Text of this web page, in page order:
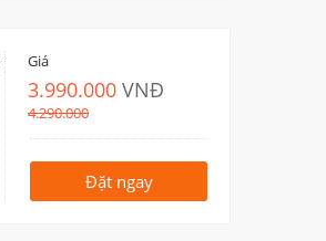
Giá
3.990.000 VNĐ
4.290.000
Đặt ngay